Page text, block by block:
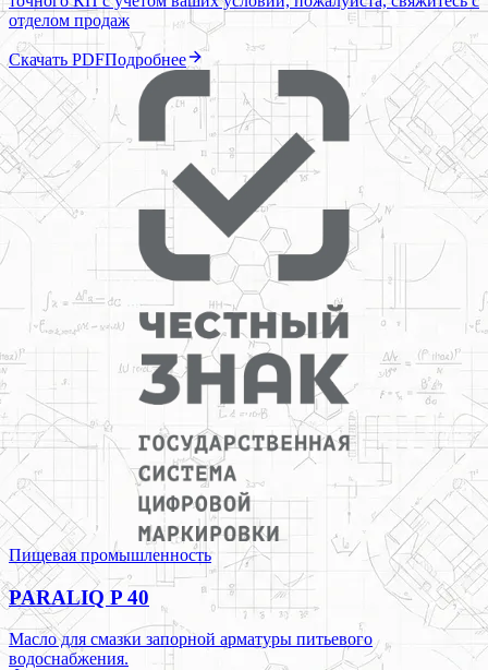
отделом продаж
Скачать PDFПодробнее
Пищевая промышленность
PARALIQ P 40
Масло для смазки запорной арматуры питьевого
водоснабжения.